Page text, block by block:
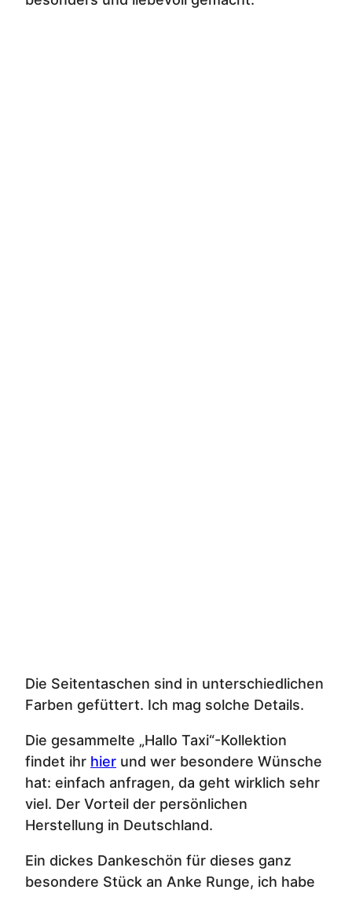
Die Seitentaschen sind in unterschiedlichen
Farben gefüttert. Ich mag solche Details.
Die gesammelte „Hallo Taxi“-Kollektion
findet ihr hier und wer besondere Wünsche
hat: einfach anfragen, da geht wirklich sehr
viel. Der Vorteil der persönlichen
Herstellung in Deutschland.
Ein dickes Dankeschön für dieses ganz
besondere Stück an Anke Runge, ich habe